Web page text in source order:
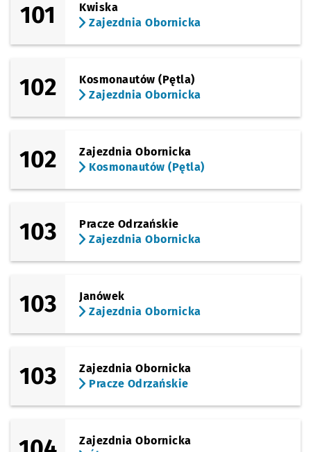
101
Kwiska
Zajezdnia Obornicka
102
Kosmonautów (Pętla)
Zajezdnia Obornicka
102
Zajezdnia Obornicka
Kosmonautów (Pętla)
103
Pracze Odrzańskie
Zajezdnia Obornicka
103
Janówek
Zajezdnia Obornicka
103
Zajezdnia Obornicka
Pracze Odrzańskie
Zajezdnia Obornicka